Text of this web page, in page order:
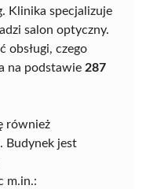
Klinika specjalizuje
salon optyczny.
obsługi, czego
na podstawie 287
również
Budynek jest
m.in.: